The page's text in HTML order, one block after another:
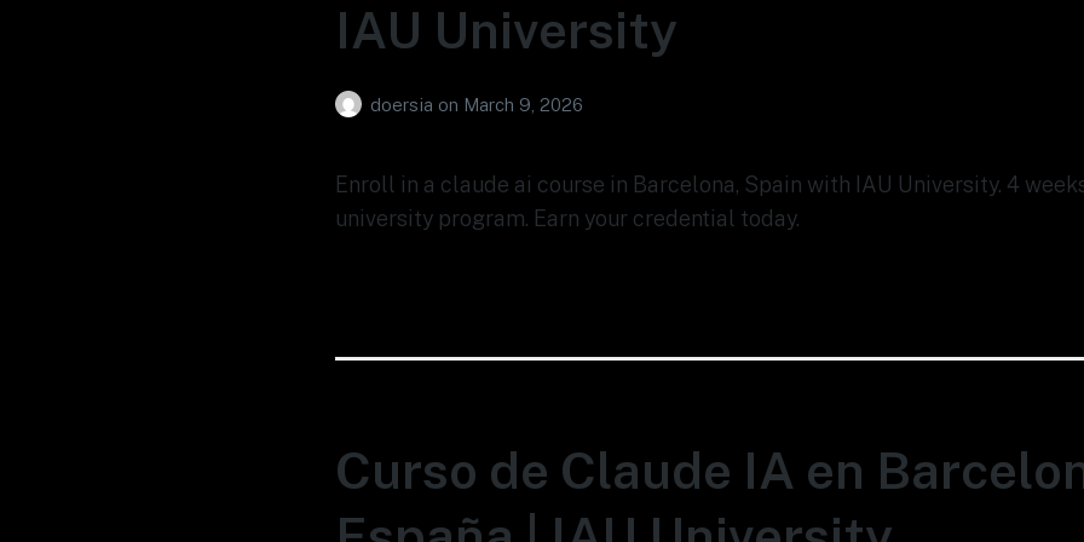
IAU University
doersia on March 9, 2026
Enroll in a claude ai course in Barcelona, Spain with IAU University. 4
university program. Earn your credential today.
Curso de Claude IA en